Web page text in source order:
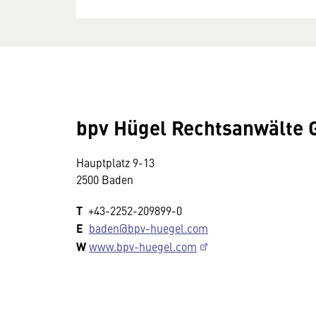
bpv Hügel Rechtsanwälte
Hauptplatz 9-13
2500 Baden
T +43-2252-209899-0
E baden@bpv-huegel.com
Wwww.bpv-huegel.com